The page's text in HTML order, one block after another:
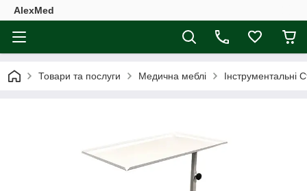
AlexMed
Товари та послуги Медична меблі Інструментальні